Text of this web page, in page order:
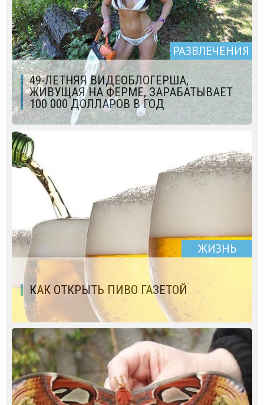
РАЗВЛЕЧЕНИЯ
49-ЛЕТНЯЯ ВИДЕОБЛОГЕРША,
ЖИВУЩАЯ НА ФЕРМЕ, ЗАРАБАТЫВАЕТ
100 000 ДОЛЛАРОВ В ГОД
ЖИЗНЬ
КАК ОТКРЫТЬ ПИВО ГАЗЕТОЙ